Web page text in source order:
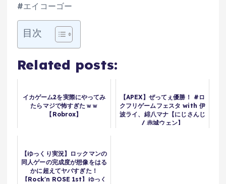
#エイコーゴー
目次
Related posts:
イカゲーム2を実際にやってみ
たらマジで怖すぎたｗｗ
【Robrox】
【APEX】ぜってぇ優勝！ #ロ
クフリゲームフェスタ with 伊
波ライ、緋八マナ【にじさんじ
/ 赤城ウェン】
【ゆっくり実況】ロックマンの
同人ゲーの完成度が想像をはる
かに超えてヤバすぎた！
【Rock'n ROSE 1st】ゆっく